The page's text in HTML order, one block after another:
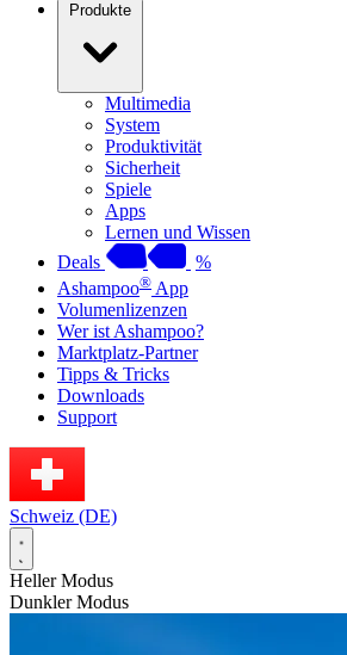
Produkte
Multimedia
System
Produktivität
Sicherheit
Spiele
Apps
Lernen und Wissen
Deals
%
Ashampoo® App
Volumenlizenzen
Wer ist Ashampoo?
Marktplatz-Partner
Tipps & Tricks
Downloads
Support
Schweiz (DE)
Heller Modus
Dunkler Modus